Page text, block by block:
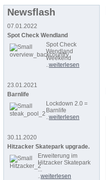
Newsflash
07.01.2022
Spot Check Wendland
Spot Check
Wendland
Weekend
..weiterlesen
23.01.2021
Barnlife
Lockdown 2.0 =
Barnlife
..weiterlesen
30.11.2020
Hitzacker Skatepark upgrade.
Erweiterung im
Hitzacker Skatepark
...
..weiterlesen